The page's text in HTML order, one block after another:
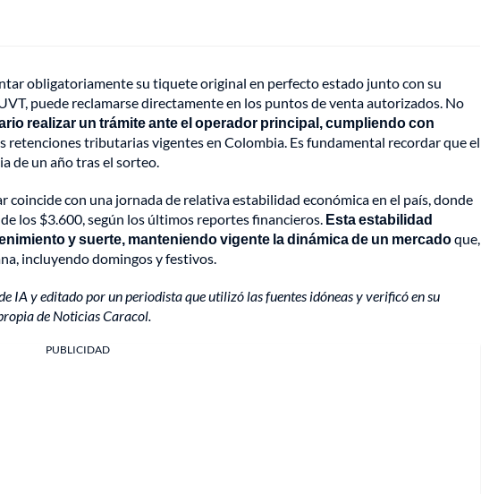
obligatoriamente su tiquete original en perfecto estado junto con su
puede reclamarse directamente en los puntos de venta autorizados. No
realizar un trámite ante el operador principal, cumpliendo con
retenciones tributarias vigentes en Colombia. Es fundamental recordar que el
de un año tras el sorteo.
coincide con una jornada de relativa estabilidad económica en el país, donde
los $3.600, según los últimos reportes financieros. Esta estabilidad
y suerte, manteniendo vigente la dinámica de un mercadoque,
incluyendo domingos y festivos.
IA y editado por un periodista que utilizó las fuentes idóneas y verificó en su
de Noticias Caracol.
PUBLICIDAD